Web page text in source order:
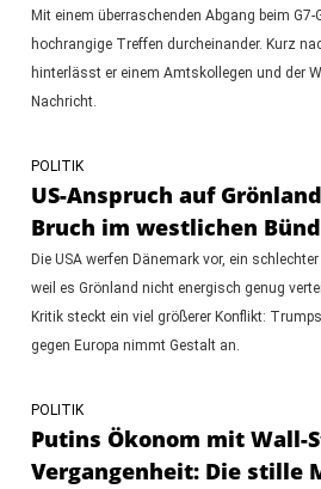
Mit einem überraschenden Abgang beim
hochrangige Treffen durcheinander. Kurz
hinterlässt er einem Amtskollegen und der
Nachricht.
POLITIK
US-Anspruch auf
Bruch im westlichen
Die USA werfen Dänemark vor, ein
weil es Grönland nicht energisch genug
Kritik steckt ein viel größerer Konflikt:
gegen Europa nimmt Gestalt an.
POLITIK
Putins Ökonom mit Wall-
Vergangenheit: Die stille